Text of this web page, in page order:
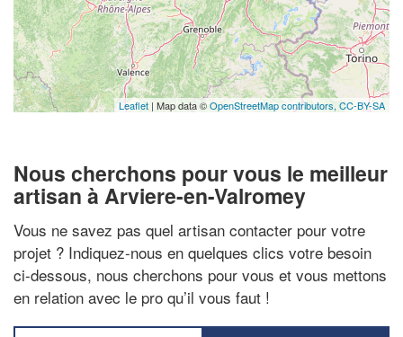
Leaflet | Map data ©OpenStreetMap contributors, CC-BY-SA
Nous cherchons pour vous le meilleur
artisan à Arviere-en-Valromey
Vous ne savez pas quel artisan contacter pour votre
projet ? Indiquez-nous en quelques clics votre besoin
ci-dessous, nous cherchons pour vous et vous mettons
en relation avec le pro qu’il vous faut !